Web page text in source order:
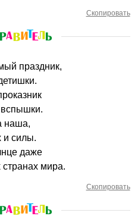
Скопировать
праздник,
вспышки.
наша,
и силы.
даже
мира.
Скопировать